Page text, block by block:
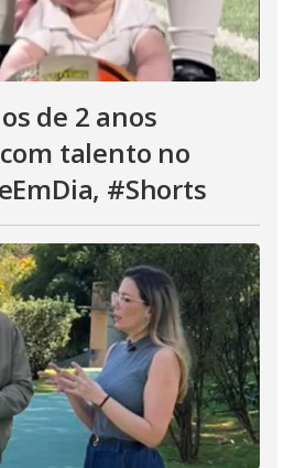
de 2 anos
talento no
#Shorts